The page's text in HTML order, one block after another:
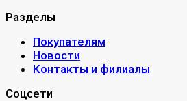
Разделы
Покупателям
Новости
Контакты и филиалы
Соцсети